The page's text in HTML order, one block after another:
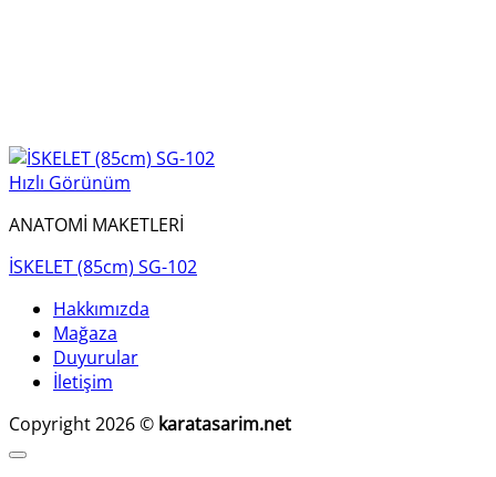
Hızlı Görünüm
ANATOMİ MAKETLERİ
İSKELET (85cm) SG-102
Hakkımızda
Mağaza
Duyurular
İletişim
Copyright 2026 © karatasarim.net